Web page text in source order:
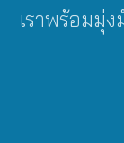
เราพร้อมมุ่